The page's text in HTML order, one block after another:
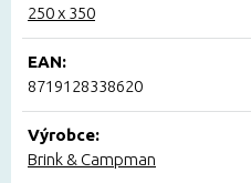
250 x 350
EAN:
8719128338620
Výrobce:
Brink & Campman